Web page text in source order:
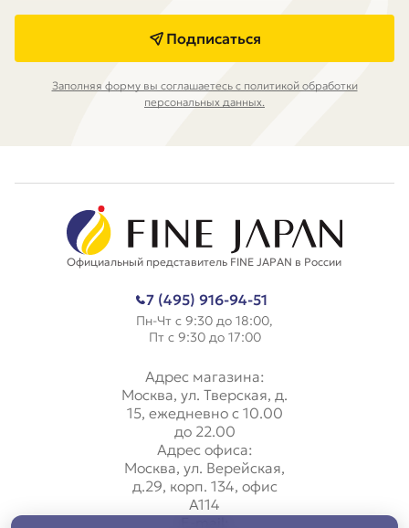
Подписаться
Заполняя форму вы соглашаетесь с политикой обработки
персональных данных.
Официальный представитель FINE JAPAN в России
7 (495) 916-94-51
Пн-Чт с 9:30 до 18:00,
Пт с 9:30 до 17:00
Адрес магазина:
Москва, ул. Тверская, д.
15, ежедневно с 10.00
до 22.00
Адрес офиса:
Москва, ул. Верейская,
д.29, корп. 134, офис
А114